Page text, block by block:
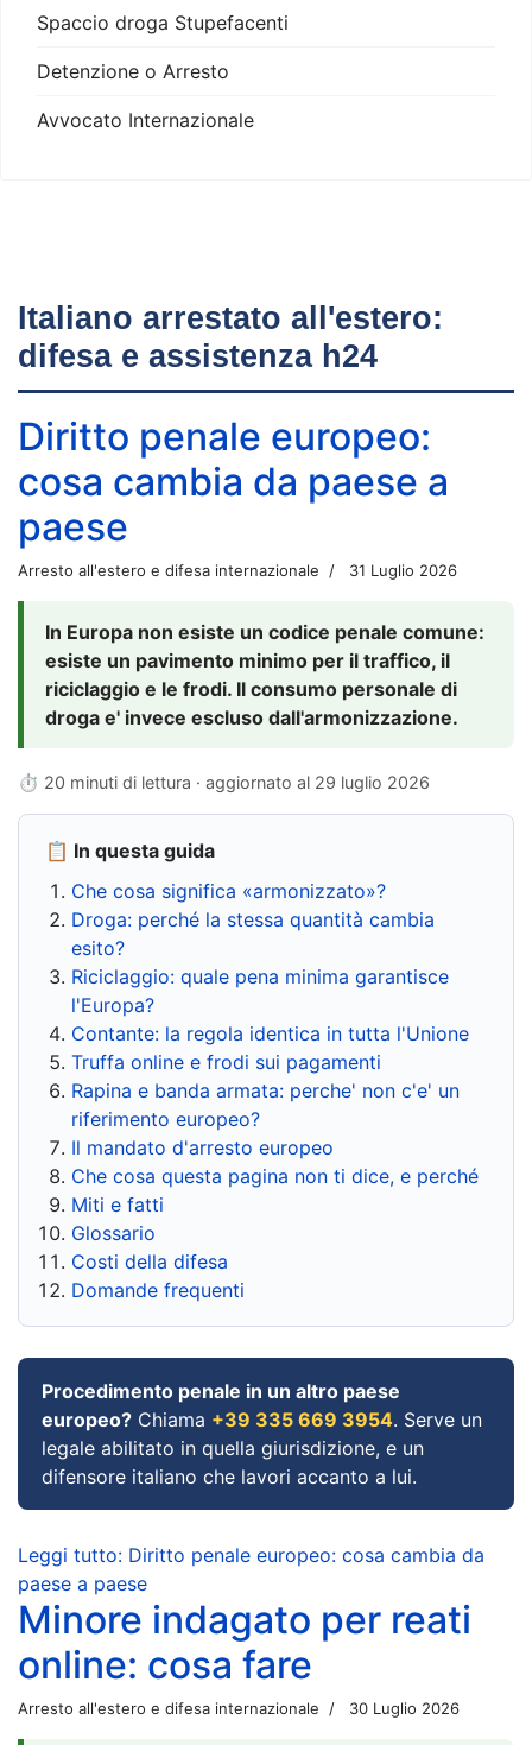
Spaccio droga Stupefacenti
Detenzione o Arresto
Avvocato Internazionale
Italiano arrestato all'estero:
difesa e assistenza h24
Diritto penale europeo:
cosa cambia da paese a
paese
Arresto all'estero e difesa internazionale 31 Luglio 2026
In Europa non esiste un codice penale comune:
esiste un pavimento minimo per il traffico, il
riciclaggio e le frodi. Il consumo personale di
droga e' invece escluso dall'armonizzazione.
⏱ 20 minuti di lettura · aggiornato al 29 luglio 2026
📋 In questa guida
Che cosa significa «armonizzato»?
Droga: perché la stessa quantità cambia
esito?
Riciclaggio: quale pena minima garantisce
l'Europa?
Contante: la regola identica in tutta l'Unione
Truffa online e frodi sui pagamenti
Rapina e banda armata: perche' non c'e' un
riferimento europeo?
Il mandato d'arresto europeo
Che cosa questa pagina non ti dice, e perché
Miti e fatti
Glossario
Costi della difesa
Domande frequenti
Procedimento penale in un altro paese
europeo? Chiama +39 335 669 3954. Serve un
legale abilitato in quella giurisdizione, e un
difensore italiano che lavori accanto a lui.
Leggi tutto: Diritto penale europeo: cosa cambia da
paese a paese
Minore indagato per reati
online: cosa fare
Arresto all'estero e difesa internazionale 30 Luglio 2026